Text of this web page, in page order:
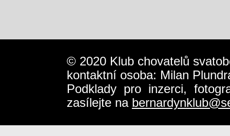
© 2020 Klub chovatelů
kontaktní osoba: Milan
Podklady pro inzerci,
zasílejte na